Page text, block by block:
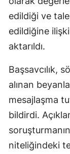
edildiği ve
edildiğine
aktarıldı.
Başsavcılık,
alınan
mesajlaşma
bildirdi.
niteliğindeki